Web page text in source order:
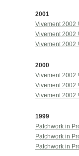
2001
Vivement 2002
Vivement 2002
Vivement 2002
2000
Vivement 2002
Vivement 2002
Vivement 2002
1999
Patchwork in
Patchwork in
Patchwork in